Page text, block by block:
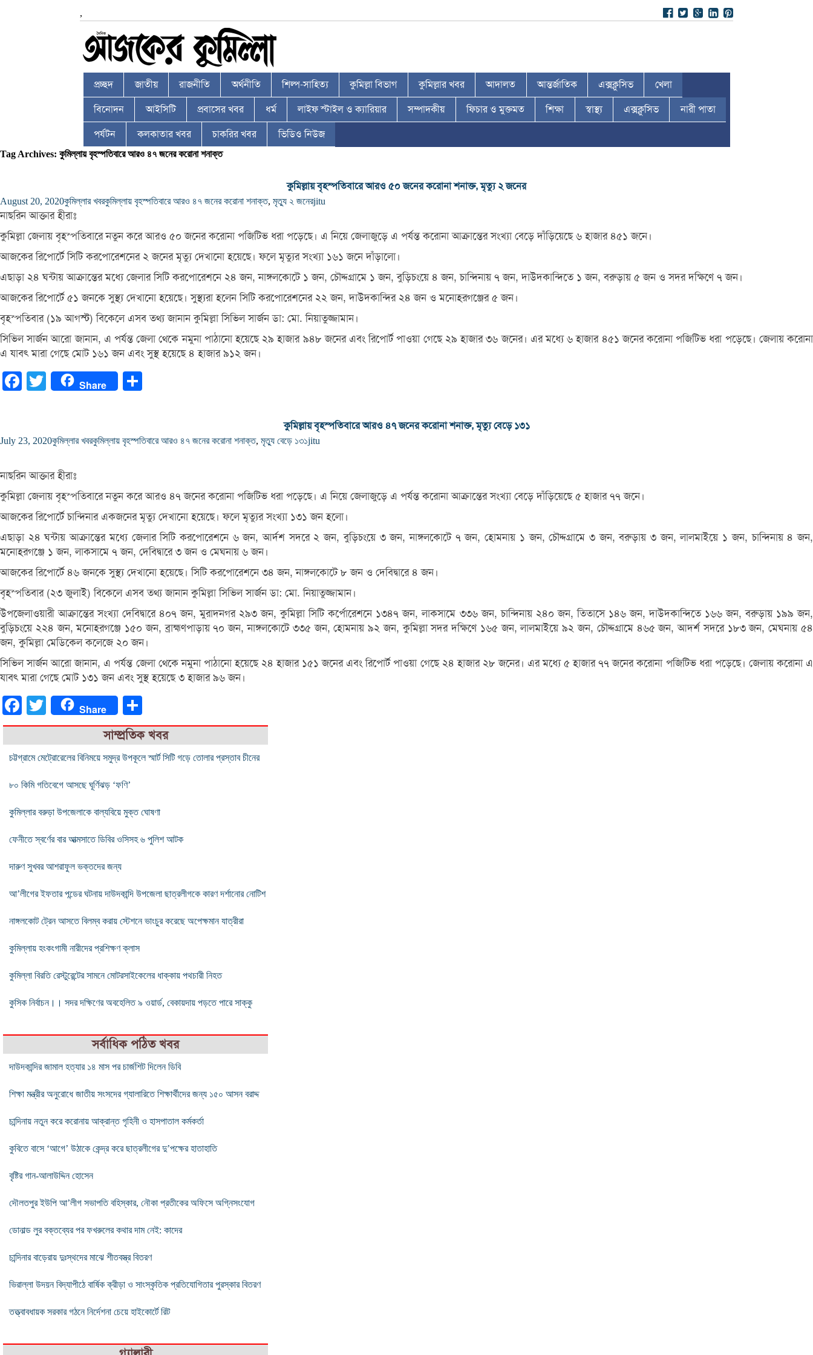
,
প্রচ্ছদ জাতীয় রাজনীতি অর্থনীতি শিল্প-সাহিত্য কুমিল্লা বিভাগ কুমিল্লার খবর আদালত আন্তর্জাতিক এক্সক্লুসিভ খেলা
বিনোদন আইসিটি প্রবাসের খবর ধর্ম লাইফ স্টাইল ও ক্যারিয়ার সম্পাদকীয় ফিচার ও মুক্তমত শিক্ষা স্বাস্থ্য এক্সক্লুসিভ নারী পাতা
পর্যটন কলকাতার খবর চাকরির খবর ভিডিও নিউজ
Tag Archives: কুমিল্লায় বৃহস্পতিবারে আরও ৪৭ জনের করোনা শনাক্ত
কুমিল্লায় বৃহস্পতিবারে আরও ৫০ জনের করোনা শনাক্ত, মৃত্যু ২ জনের
August 20, 2020কুমিল্লার খবরকুমিল্লায় বৃহস্পতিবারে আরও ৪৭ জনের করোনা শনাক্ত, মৃত্যু ২ জনেরjitu
নাছরিন আক্তার হীরাঃ
কুমিল্লা জেলায় বৃহস্পতিবারে নতুন করে আরও ৫০ জনের করোনা পজিটিভ ধরা পড়েছে। এ নিয়ে জেলাজুড়ে এ পর্যন্ত করোনা আক্রান্তের সংখ্যা বেড়ে দাঁড়িয়েছে ৬ হাজার ৪৫১ জনে।
আজকের রিপোর্টে সিটি করপোরেশনের ২ জনের মৃত্যু দেখানো হয়েছে। ফলে মৃত্যুর সংখ্যা ১৬১ জনে দাঁড়ালো।
এছাড়া ২৪ ঘন্টায় আক্রান্তের মধ্যে জেলার সিটি করপোরেশনে ২৪ জন, নাঙ্গলকোটে ১ জন, চৌদ্দগ্রামে ১ জন, বুড়িচংয়ে ৪ জন, চান্দিনায় ৭ জন, দাউদকান্দিতে ১ জন, বরুড়ায় ৫ জন ও সদর দক্ষিণে ৭ জন।
আজকের রিপোর্টে ৫১ জনকে সুস্থ্য দেখানো হয়েছে। সুস্থ্যরা হলেন সিটি করপোরেশনের ২২ জন, দাউদকান্দির ২৪ জন ও মনোহরগঞ্জের ৫ জন।
বৃহস্পতিবার (১৯ আগস্ট) বিকেলে এসব তথ্য জানান কুমিল্লা সিভিল সার্জন ডা: মো. নিয়াতুজ্জামান।
সিভিল সার্জন আরো জানান, এ পর্যন্ত জেলা থেকে নমুনা পাঠানো হয়েছে ২৯ হাজার ৯৪৮ জনের এবং রিপোর্ট পাওয়া গেছে ২৯ হাজার ৩৬ জনের। এর মধ্যে ৬ হাজার ৪৫১ জনের করোনা পজিটিভ ধরা পড়েছে। জেলায় করোনা
এ যাবৎ মারা গেছে মোট ১৬১ জন এবং সুস্থ হয়েছে ৪ হাজার ৯১২ জন।
FacebookTwitter Share
কুমিল্লায় বৃহস্পতিবারে আরও ৪৭ জনের করোনা শনাক্ত, মৃত্যু বেড়ে ১৩১
July 23, 2020কুমিল্লার খবরকুমিল্লায় বৃহস্পতিবারে আরও ৪৭ জনের করোনা শনাক্ত, মৃত্যু বেড়ে ১৩১jitu
নাছরিন আক্তার হীরাঃ
কুমিল্লা জেলায় বৃহস্পতিবারে নতুন করে আরও ৪৭ জনের করোনা পজিটিভ ধরা পড়েছে। এ নিয়ে জেলাজুড়ে এ পর্যন্ত করোনা আক্রান্তের সংখ্যা বেড়ে দাঁড়িয়েছে ৫ হাজার ৭৭ জনে।
আজকের রিপোর্টে চান্দিনার একজনের মৃত্যু দেখানো হয়েছে। ফলে মৃত্যুর সংখ্যা ১৩১ জন হলো।
এছাড়া ২৪ ঘন্টায় আক্রান্তের মধ্যে জেলার সিটি করপোরেশনে ৬ জন, আর্দশ সদরে ২ জন, বুড়িচংয়ে ৩ জন, নাঙ্গলকোটে ৭ জন, হোমনায় ১ জন, চৌদ্দগ্রামে ৩ জন, বরুড়ায় ৩ জন, লালমাইয়ে ১ জন, চান্দিনায় ৪ জন,
মনোহরগঞ্জে ১ জন, লাকসামে ৭ জন, দেবিদ্বারে ৩ জন ও মেঘনায় ৬ জন।
আজকের রিপোর্টে ৪৬ জনকে সুস্থ্য দেখানো হয়েছে। সিটি করপোরেশনে ৩৪ জন, নাঙ্গলকোটে ৮ জন ও দেবিদ্বারে ৪ জন।
বৃহস্পতিবার (২৩ জুলাই) বিকেলে এসব তথ্য জানান কুমিল্লা সিভিল সার্জন ডা: মো. নিয়াতুজ্জামান।
উপজেলাওয়ারী আক্রান্তের সংখ্যা দেবিদ্বারে ৪০৭ জন, মুরাদনগর ২৯৩ জন, কুমিল্লা সিটি কর্পোরেশনে ১৩৪৭ জন, লাকসামে ৩৩৬ জন, চান্দিনায় ২৪০ জন, তিতাসে ১৪৬ জন, দাউদকান্দিতে ১৬৬ জন, বরুড়ায় ১৯৯ জন,
বুড়িচংয়ে ২২৪ জন, মনোহরগঞ্জে ১৫০ জন, ব্রাহ্মণপাড়ায় ৭০ জন, নাঙ্গলকোটে ৩৩৫ জন, হোমনায় ৯২ জন, কুমিল্লা সদর দক্ষিণে ১৬৫ জন, লালমাইয়ে ৯২ জন, চৌদ্দগ্রামে ৪৬৫ জন, আদর্শ সদরে ১৮৩ জন, মেঘনায় ৫৪
জন, কুমিল্লা মেডিকেল কলেজে ২০ জন।
সিভিল সার্জন আরো জানান, এ পর্যন্ত জেলা থেকে নমুনা পাঠানো হয়েছে ২৪ হাজার ১৫১ জনের এবং রিপোর্ট পাওয়া গেছে ২৪ হাজার ২৮ জনের। এর মধ্যে ৫ হাজার ৭৭ জনের করোনা পজিটিভ ধরা পড়েছে। জেলায় করোনা এ
যাবৎ মারা গেছে মোট ১৩১ জন এবং সুস্থ হয়েছে ৩ হাজার ৯৬ জন।
FacebookTwitter Share
সাম্প্রতিক খবর
চট্টগ্রামে মেট্রোরেলের বিনিময়ে সমুদ্র উপকূলে স্মার্ট সিটি গড়ে তোলার প্রস্তাব চীনের
৮০ কিমি গতিবেগে আসছে ঘূর্ণিঝড় ‘ফণি’
কুমিল্লার বরুড়া উপজেলাকে বাল্যবিয়ে মুক্ত ঘোষণা
ফেনীতে স্বর্ণের বার আত্মসাতে ডিবির ওসিসহ ৬ পুলিশ আটক
দারুণ সুখবর আশরাফুল ভক্তদের জন্য
আ’লীগের ইফতার পন্ডের ঘটনায় দাউদকান্দি উপজেলা ছাত্রলীগকে কারণ দর্শানোর নোটিশ
নাঙ্গলকোট ট্রেন আসতে বিলম্ব করায় স্টেশনে ভাংচুর করেছে অপেক্ষমান যাত্রীরা
কুমিল্লায় হংকংগামী নারীদের প্রশিক্ষণ ক্লাস
কুমিল্লা বিরতি রেস্টুরেন্টের সামনে মোটরসাইকেলের ধাক্কায় পথচারী নিহত
কুসিক নির্বাচন।। সদর দক্ষিণের অবহেলিত ৯ ওয়ার্ড, বেকায়দায় পড়তে পারে সাক্কু
সর্বাধিক পঠিত খবর
দাউদকান্দির জামাল হত্যার ১৪ মাস পর চার্জশিট দিলেন ডিবি
শিক্ষা মন্ত্রীর অনুরোধে জাতীয় সংসদের গ্যালারিতে শিক্ষার্থীদের জন্য ১৫০ আসন বরাদ্দ
চান্দিনায় নতুন করে করোনায় আক্রান্ত গৃহিনী ও হাসপাতাল কর্মকর্তা
কুবিতে বাসে ‘আগে’ উঠাকে কেন্দ্র করে ছাত্রলীগের দু’পক্ষের হাতাহাতি
বৃষ্টির গান-আলাউদ্দিন হোসেন
দৌলতপুর ইউপি আ’লীগ সভাপতি বহিস্কার, নৌকা প্রতীকের অফিসে অগ্নিসংযোগ
ডোনাল্ড লুর বক্তব্যের পর ফখরুলের কথার দাম নেই: কাদের
চান্দিনার বাড়েরায় দুঃস্থদের মাঝে শীতবস্ত্র বিতরণ
ভিরাল্লা উদয়ন বিদ্যাপীঠে বার্ষিক ক্রীড়া ও সাংস্কৃতিক প্রতিযোগিতার পুরস্কার বিতরণ
তত্ত্বাবধায়ক সরকার গঠনে নির্দেশনা চেয়ে হাইকোর্টে রিট